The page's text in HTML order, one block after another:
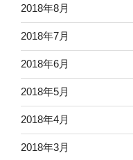
2018年8月
2018年7月
2018年6月
2018年5月
2018年4月
2018年3月